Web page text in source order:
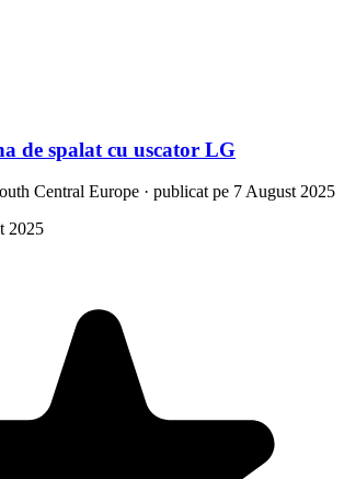
de spalat cu uscator LG
Central Europe · publicat pe 7 August 2025
2025